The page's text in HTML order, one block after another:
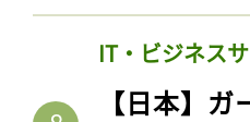
IT・ビジネス
【日本】